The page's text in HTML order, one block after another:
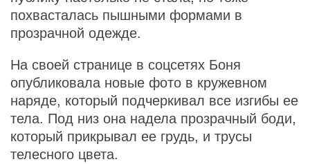
похвасталась пышными формами в
прозрачной одежде.
На своей странице в соцсетях Боня
опубликовала новые фото в кружевном
наряде, который подчеркивал все изгибы ее
тела. Под низ она надела прозрачный боди,
который прикрывал ее грудь, и трусы
телесного цвета.